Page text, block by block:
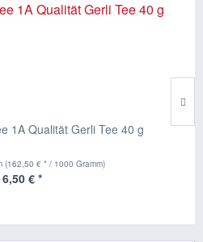
1A Qualität Gerli Tee 40 g
(162,50 € * / 1000 Gramm)
6,50 € *